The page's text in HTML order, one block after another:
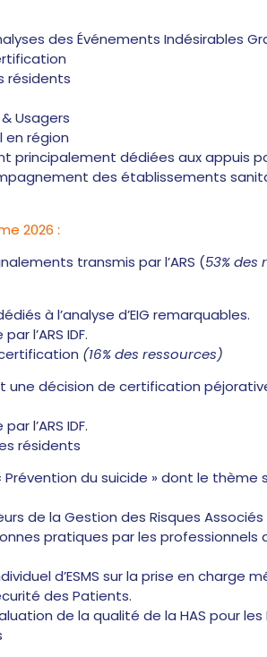
des Événements Indésirables
résidents
Usagers
région
dédiées aux appuis
des établissements
2026 :
transmis par l’ARS (53%
à l’analyse d’EIG remarquables.
l’ARS IDF.
(16% des ressources)
une décision de certification
l’ARS IDF.
résidents
du suicide » dont le
de la Gestion des Risques
pratiques par les professionnels
d’ESMS sur la prise en charge
des Patients.
de la qualité de la HAS pour les